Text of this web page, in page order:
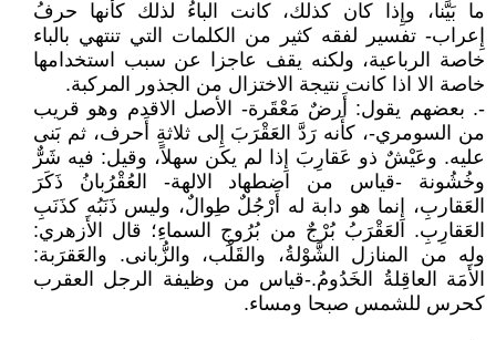
ما بَيَّنا، وإِذا كان كذلك، كانت الباءُ لذلك كأَنها حرفُ
إِعراب- تفسير لفقه كثير من الكلمات التي تنتهي بالباء
خاصة الرباعية، ولكنه يقف عاجزا عن سبب استخدامها
خاصة الا اذا كانت نتيجة الاختزال من الجذور المركبة.
-. بعضهم يقول: أَرضٌ مَعْقَرة- الأصل الاقدم وهو قريب
من السومري-، كأَنه رَدَّ العَقْرَبَ إِلى ثلاثةِ أَحرف، ثم بَنى
عليه. وعَيْشٌ ذو عَقارِبَ إِذا لم يكن سهلاً، وقيل: فيه شَرٌّ
وخُشُونة -قياس من اضطهاد الالهة- العُقْرُبانُ ذَكَرَ
العَقاربِ، إِنما هو دابة له أَرْجُلٌ طِوالٌ، وليس ذَنَبُه كذَنَبِ
العَقارِبِ. العَقْرَبُ بُرْجٌ من بُرُوجِ السماءِ؛ قال الأَزهري:
وله من المنازل الشَّوْلةُ، والقَلْب، والزُّبانى. والعَقرَبة:
الأَمَة العاقِلةُ الخَدُومُ.-قياس من وظيفة الرجل العقرب
كحرس للشمس صبحا ومساء.